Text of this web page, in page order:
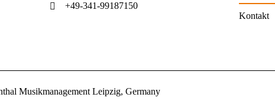
+49-341-99187150
Kontakt
Musikmanagement Leipzig, Germany